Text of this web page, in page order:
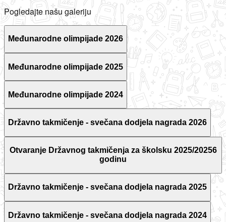
Pogledajte našu galeriju
Međunarodne olimpijade 2026
Međunarodne olimpijade 2025
Međunarodne olimpijade 2024
Državno takmičenje - svečana dodjela nagrada 2026
Otvaranje Državnog takmičenja za školsku 2025/20256
godinu
Državno takmičenje - svečana dodjela nagrada 2025
Državno takmičenje - svečana dodjela nagrada 2024